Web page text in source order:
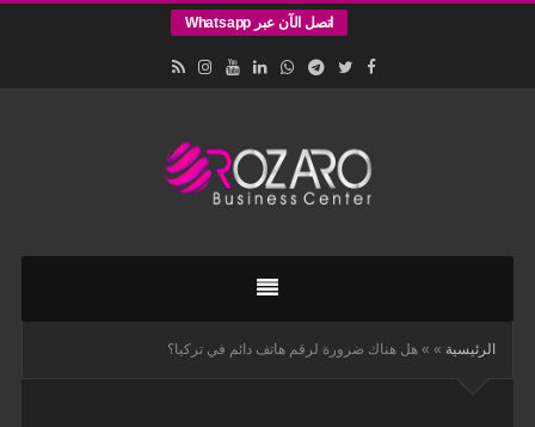
اتصل الآن عبر Whatsapp
وتأسيس
في
اسطنبول
الرئيسية »
» هل هناك ضرورة لرقم هاتف دائم في تركيا؟